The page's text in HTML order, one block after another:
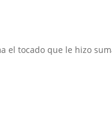
el tocado que le hizo